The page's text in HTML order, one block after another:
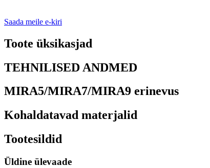
Saada meile e-kiri
Toote üksikasjad
TEHNILISED ANDMED
MIRA5/MIRA7/MIRA9 erinevus
Kohaldatavad materjalid
Tootesildid
Üldine ülevaade